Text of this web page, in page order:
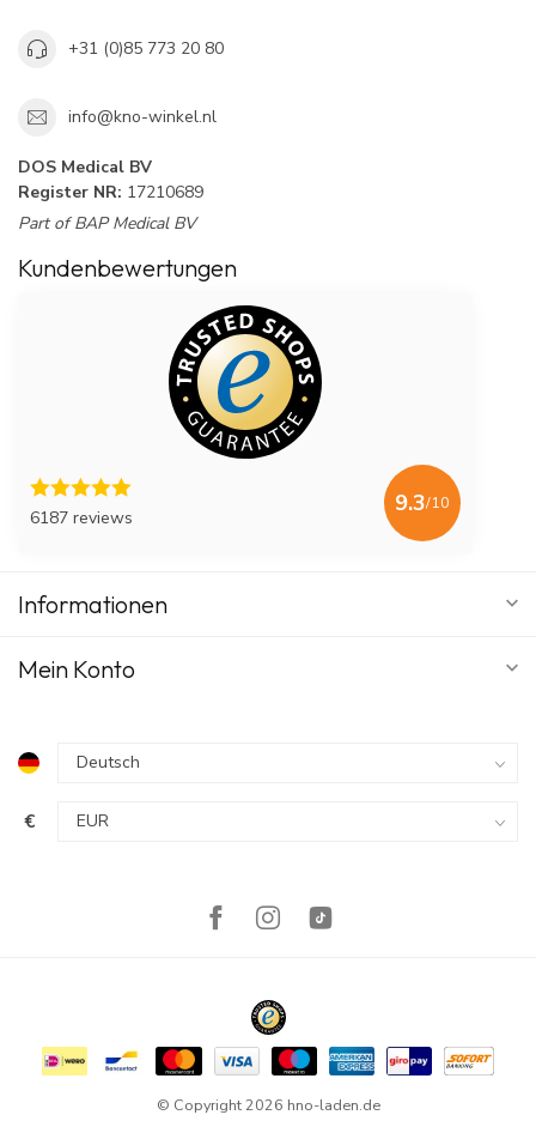
+31 (0)85 773 20 80
info@kno-winkel.nl
DOS Medical BV
Register NR: 17210689
Part of BAP Medical BV
Kundenbewertungen
6187 reviews
9.3/10
Informationen
Mein Konto
€
© Copyright 2026 hno-laden.de